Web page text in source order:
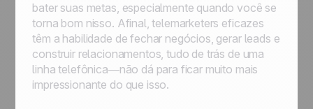
bater suas metas, especialmente quando você se
torna bom nisso. Afinal, telemarketers eficazes
têm a habilidade de fechar negócios, gerar leads e
construir relacionamentos, tudo de trás de uma
linha telefônica—não dá para ficar muito mais
impressionante do que isso.